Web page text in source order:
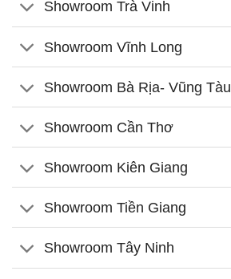
Showroom Trà Vinh
Showroom Vĩnh Long
Showroom Bà Rịa- Vũng Tàu
Showroom Cần Thơ
Showroom Kiên Giang
Showroom Tiền Giang
Showroom Tây Ninh